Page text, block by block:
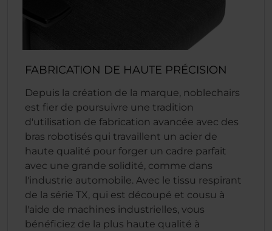
FABRICATION DE HAUTE PRÉCISION
Depuis la création de la marque, noblechairs
est fier de poursuivre une tradition
d'utilisation de fabrication avancée avec des
bras robotisés qui travaillent un acier de
haute qualité pour forger un cadre parfait
avec une grande solidité, comme dans
l'industrie automobile. Avec le tissu respirant
de la série TX, qui est découpé et cousu à
l'aide de machines industrielles, vous
bénéficiez de la plus haute qualité à